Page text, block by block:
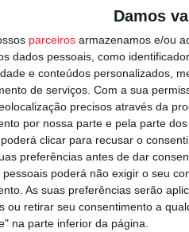
Damos
parceiros armazenamos e/ou
dados pessoais, como
e conteúdos personalizados,
de serviços. Com a sua
precisos através da
por nossa parte e pela parte
clicar para recusar o
preferências antes de dar
pessoais poderá não exigir o seu
As suas preferências serão
ou retirar seu consentimento a
na parte inferior da página.
Nelas: GNR
do autor